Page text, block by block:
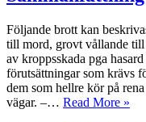
Följande brott kan
till mord, grovt vållande
av kroppsskada pga
förutsättningar som krävs
dem som hellre kör på
vägar. –… Read More »